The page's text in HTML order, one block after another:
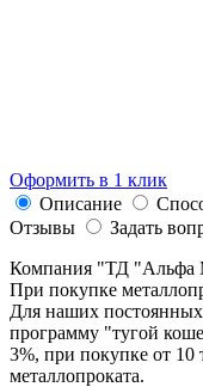
Оформить в 1 клик
Описание
Отзывы
Задать
Компания "ТД "Альфа
При покупке
Для наших
программу "тугой
3%, при покупке от 10
металлопроката.